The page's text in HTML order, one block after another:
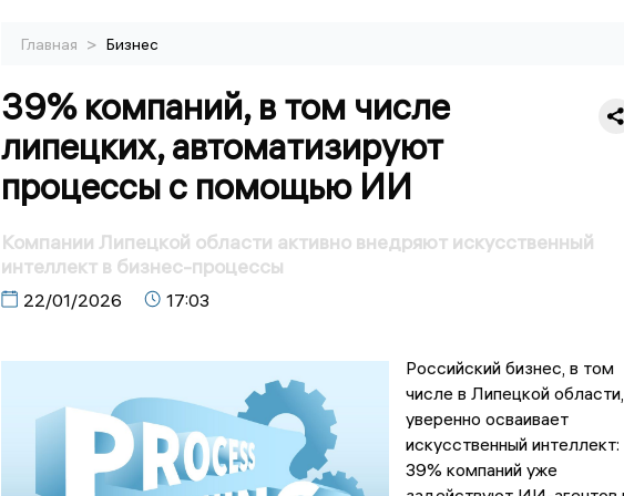
Главная > Бизнес
39% компаний, в том числе
липецких, автоматизируют
процессы с помощью ИИ
Компании Липецкой области активно внедряют искусственный
интеллект в бизнес-процессы
22/01/2026 17:03
Российский бизнес, в том
числе в Липецкой области,
уверенно осваивает
искусственный интеллект:
39% компаний уже